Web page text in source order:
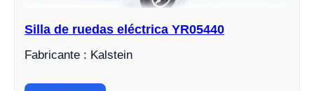
Silla de ruedas eléctrica YR05440
Fabricante : Kalstein